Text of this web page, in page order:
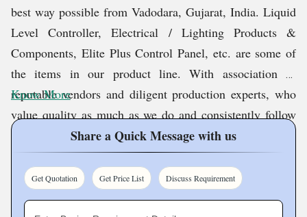
best way possible from Vadodara, Gujarat, India. Liquid
Level Controller, Electrical / Lighting Products &
Components, Elite Plus Control Panel, etc. are some of
the items in our product line. With association of
reputable vendors and diligent production experts, who
value quality as much as we do and consistently follow
industry standards, we supply the finest range and have
formed a strong market position. We are extremely
grateful to the positive response of our customers who
favour us over competing businesses and appreciate the
Know More
Share a Quick Message with us
Get Quotation Get Price List Discuss Requirement